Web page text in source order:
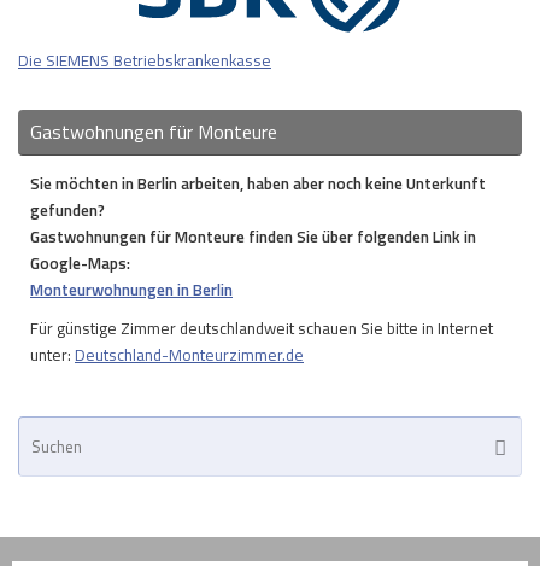
Die SIEMENS Betriebskrankenkasse
Gastwohnungen für Monteure
Sie möchten in Berlin arbeiten, haben aber noch keine Unterkunft
gefunden?
Gastwohnungen für Monteure finden Sie über folgenden Link in
Google-Maps:
Monteurwohnungen in Berlin
Für günstige Zimmer deutschlandweit schauen Sie bitte in Internet
unter: Deutschland-Monteurzimmer.de